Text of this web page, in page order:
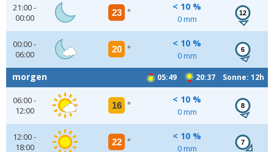
21:00 -
00:00
23 °
< 10 %
0 mm
12
00:00 -
06:00
20 °
< 10 %
0 mm
6
05:49 20:37 Sonne: 12h
morgen
06:00 -
12:00
16 °
< 10 %
0 mm
8
12:00 -
18:00
22 °
< 10 %
0 mm
7